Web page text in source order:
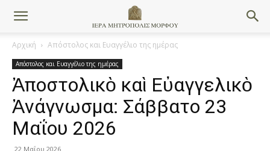
Αρχική Απόστολος και Ευαγγέλιο της ημέρας
Απόστολος και Ευαγγέλιο της ημέρας
Ἀποστολικὸ καὶ Εὐαγγελικὸ
Ἀνάγνωσμα: Σάββατο 23
Μαΐου 2026
22 Μαΐου 2026